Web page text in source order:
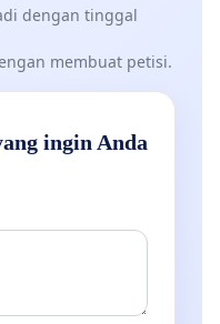
dengan tinggal
membuat petisi.
ingin Anda